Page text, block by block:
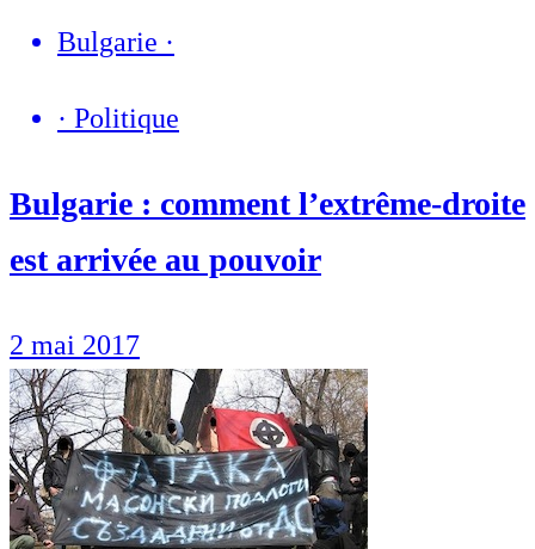
Bulgarie ·
· Politique
Bulgarie : comment l’extrême-droite
est arrivée au pouvoir
2 mai 2017